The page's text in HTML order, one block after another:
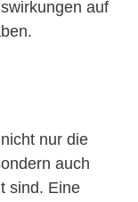
auf
nur die
auch
sind. Eine